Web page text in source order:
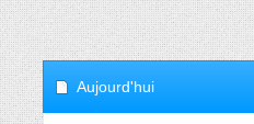
Aujourd'hui